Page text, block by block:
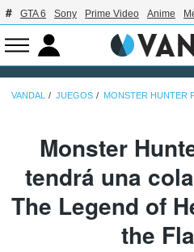
GTA 6 Sony Prime Video Anime
VANDAL JUEGOS MONSTER HUNTER
Monster
tendrá una
The Legend of
the